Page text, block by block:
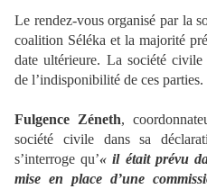
Le rendez-vous organisé par la
coalition Séléka et la majorité
date ultérieure. La société
de l’indisponibilité de ces parties.
Fulgence Zéneth,
société civile dans sa
s’interroge qu’« il était prévu
mise en place d’une